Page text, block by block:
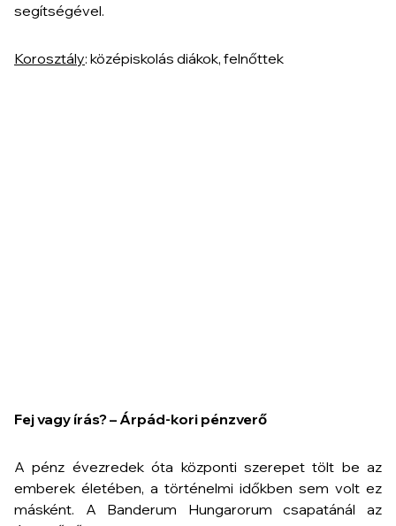
segítségével.
Korosztály: középiskolás diákok, felnőttek
Fej vagy írás? – Árpád-kori pénzverő
A pénz évezredek óta központi szerepet tölt be az
emberek életében, a történelmi időkben sem volt ez
másként. A Banderum Hungarorum csapatánál az